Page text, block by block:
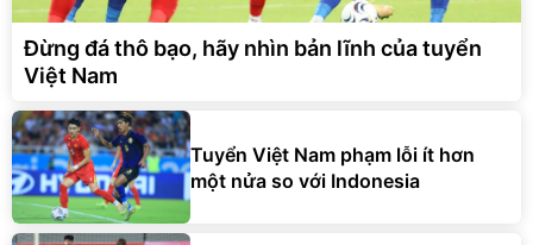
Đừng đá thô bạo, hãy nhìn bản lĩnh của tuyển
Việt Nam
Tuyển Việt Nam phạm lỗi ít hơn
một nửa so với Indonesia